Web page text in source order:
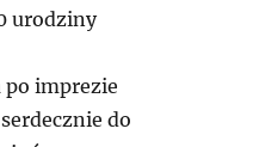
urodziny
imprezie
do